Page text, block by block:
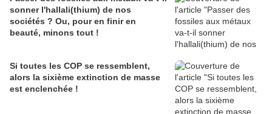
sonner l'hallali(thium) de nos
sociétés ? Ou, pour en finir en
beauté, minons tout !
Si toutes les COP se ressemblent,
alors la sixième extinction de masse
est enclenchée !